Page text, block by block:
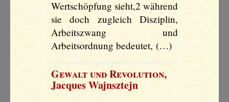
Wertschöpfung sieht,2 während
sie doch zugleich Disziplin,
Arbeitszwang und
Arbeitsordnung bedeutet, (…)
Gewalt und Revolution,
Jacques Wajnsztejn